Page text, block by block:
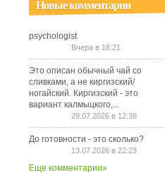
Новые комментарии
psychologist
Вчера в 18:21
Это описан обычный чай со
сливками, а не киргизский/
ногайский. Киргизский - это
вариант калмыцкого,...
29.07.2026 в 12:38
До готовности - это сколько?
13.07.2026 в 22:23
Еще комментарии»